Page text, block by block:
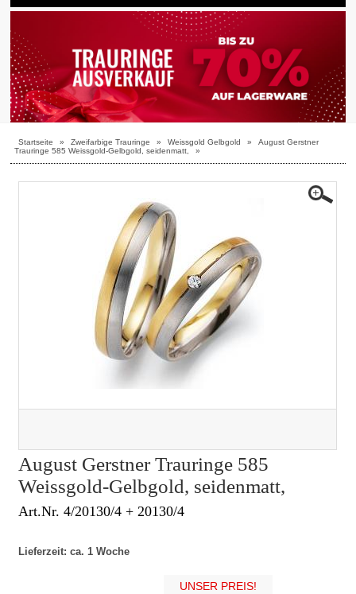
Startseite » Zweifarbige Trauringe » Weissgold Gelbgold »
August Gerstner
Trauringe 585 Weissgold-Gelbgold, seidenmatt,
»
August Gerstner Trauringe 585
Weissgold-Gelbgold, seidenmatt,
Art.Nr. 4/20130/4 + 20130/4
Lieferzeit: ca. 1 Woche
UNSER PREIS!